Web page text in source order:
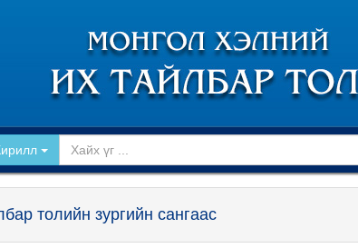
толийн зургийн сангаас